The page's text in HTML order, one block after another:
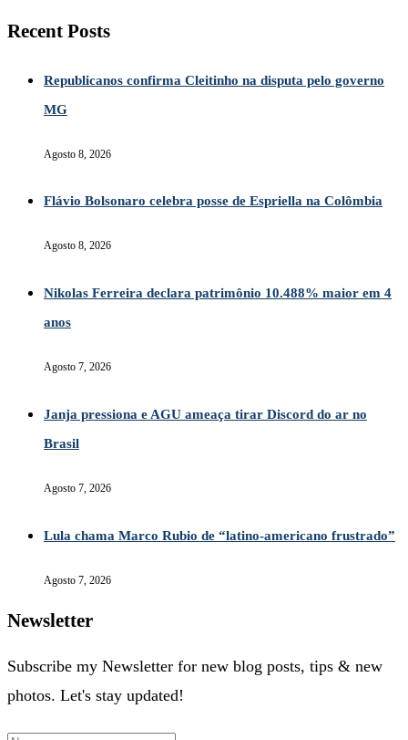
Recent Posts
Republicanos confirma Cleitinho na disputa pelo governo
MG
Agosto 8, 2026
Flávio Bolsonaro celebra posse de Espriella na Colômbia
Agosto 8, 2026
Nikolas Ferreira declara patrimônio 10.488% maior em 4
anos
Agosto 7, 2026
Janja pressiona e AGU ameaça tirar Discord do ar no
Brasil
Agosto 7, 2026
Lula chama Marco Rubio de “latino-americano frustrado”
Agosto 7, 2026
Newsletter
Subscribe my Newsletter for new blog posts, tips & new
photos. Let's stay updated!